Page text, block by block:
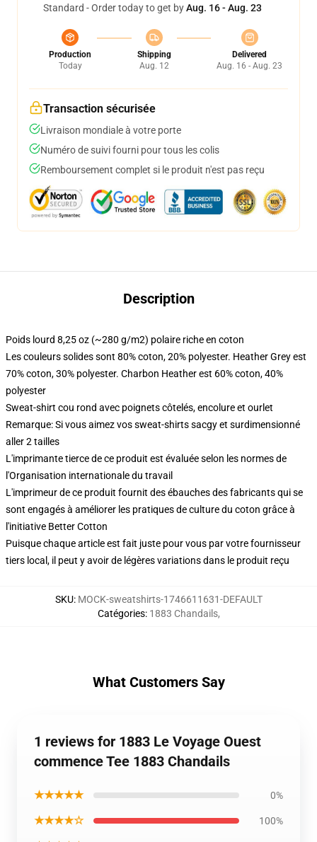
Standard - Order today to get byAug. 16 - Aug. 23
Production
Today
Shipping
Aug. 12
Delivered
Aug. 16 - Aug. 23
Transaction sécurisée
Livraison mondiale à votre porte
Numéro de suivi fourni pour tous les colis
Remboursement complet si le produit n'est pas reçu
Description
Poids lourd 8,25 oz (~280 g/m2) polaire riche en coton
Les couleurs solides sont 80% coton, 20% polyester. Heather Grey est
70% coton, 30% polyester. Charbon Heather est 60% coton, 40%
polyester
Sweat-shirt cou rond avec poignets côtelés, encolure et ourlet
Remarque: Si vous aimez vos sweat-shirts sacgy et surdimensionné
aller 2 tailles
L'imprimante tierce de ce produit est évaluée selon les normes de
l'Organisation internationale du travail
L'imprimeur de ce produit fournit des ébauches des fabricants qui se
sont engagés à améliorer les pratiques de culture du coton grâce à
l'initiative Better Cotton
Puisque chaque article est fait juste pour vous par votre fournisseur
tiers local, il peut y avoir de légères variations dans le produit reçu
SKU: MOCK-sweatshirts-1746611631-DEFAULT
Catégories: 1883 Chandails,
What Customers Say
1 reviews for 1883 Le Voyage Ouest
commence Tee 1883 Chandails
★★★★★ 0%
★★★★☆ 100%